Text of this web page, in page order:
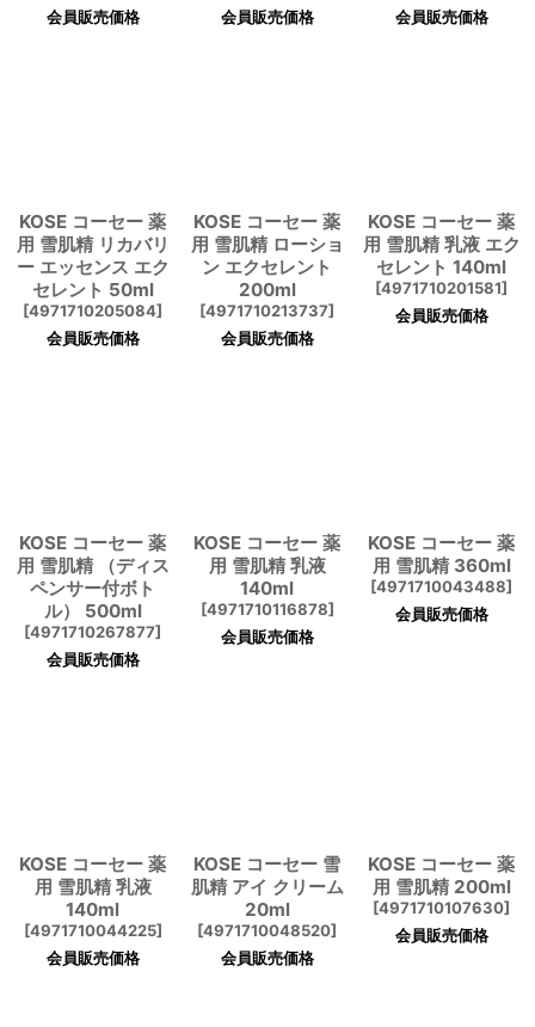
会員販売価格
会員販売価格
会員販売価格
KOSE コーセー 薬
用 雪肌精 リカバリ
ー エッセンス エク
セレント 50ml
[4971710205084]
会員販売価格
KOSE コーセー 薬
用 雪肌精 ローショ
ン エクセレント
200ml
[4971710213737]
会員販売価格
KOSE コーセー 薬
用 雪肌精 乳液 エク
セレント 140ml
[4971710201581]
会員販売価格
KOSE コーセー 薬
用 雪肌精 （ディス
ペンサー付ボト
ル） 500ml
[4971710267877]
会員販売価格
KOSE コーセー 薬
用 雪肌精 乳液
140ml
[4971710116878]
会員販売価格
KOSE コーセー 薬
用 雪肌精 360ml
[4971710043488]
会員販売価格
KOSE コーセー 薬
用 雪肌精 乳液
140ml
[4971710044225]
会員販売価格
KOSE コーセー 雪
肌精 アイ クリーム
20ml
[4971710048520]
会員販売価格
KOSE コーセー 薬
用 雪肌精 200ml
[4971710107630]
会員販売価格